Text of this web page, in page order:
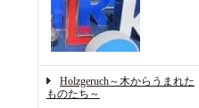
Holzgeruch～木からうまれた
ものたち～